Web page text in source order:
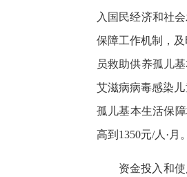
入国民经济和社
保障工作机制，
员救助供养孤儿
艾滋病病毒感染
孤儿基本生活保
高到1350元/人·月。
资金投入和